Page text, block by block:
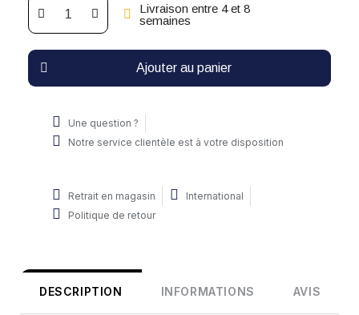
Livraison entre 4 et 8
semaines
Ajouter au panier
Une question ?
Notre service clientèle est à votre disposition
Retrait en magasin
International
Politique de retour
DESCRIPTION INFORMATIONS AVIS